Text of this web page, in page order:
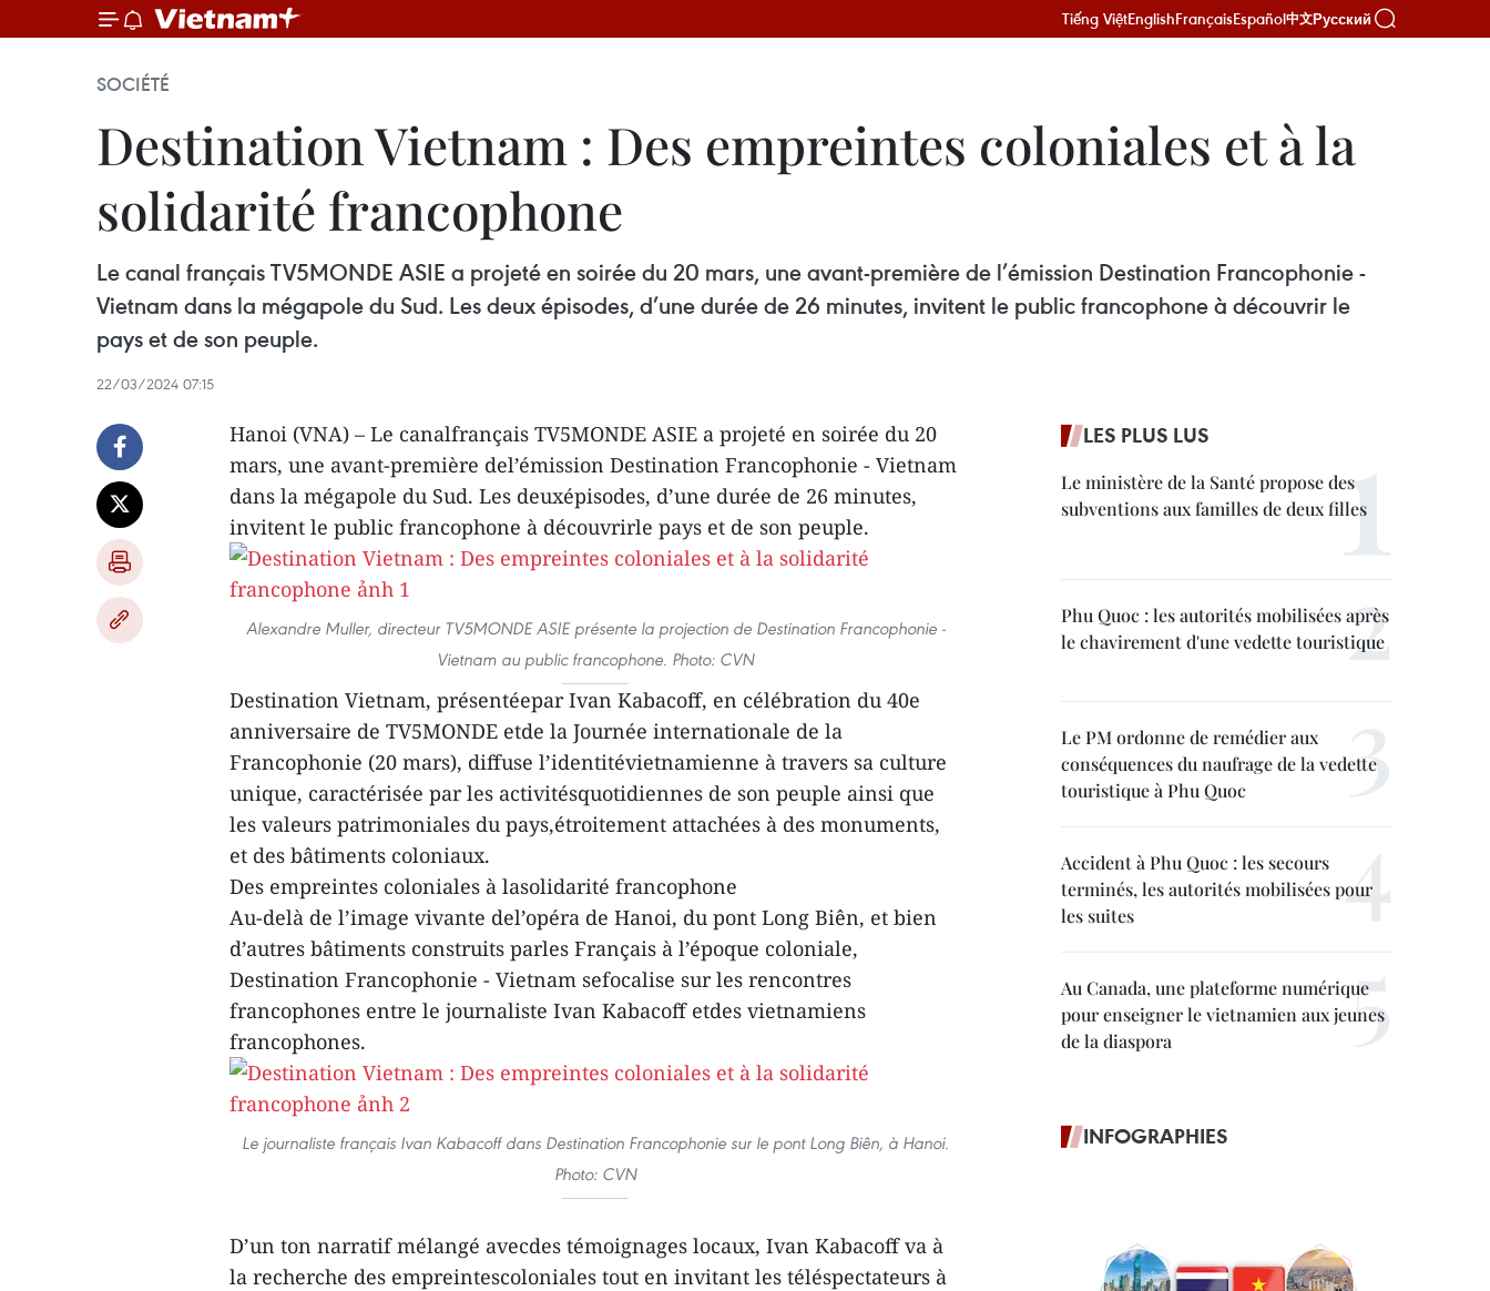
Tiếng ViệtEnglishFrançaisEspañol中文Русский
SOCIÉTÉ
Destination Vietnam : Des empreintes coloniales et à la
solidarité francophone
Le canal français TV5MONDE ASIE a projeté en soirée du 20 mars, une avant-première de l’émission Destination Francophonie -
Vietnam dans la mégapole du Sud. Les deux épisodes, d’une durée de 26 minutes, invitent le public francophone à découvrir le
pays et de son peuple.
22/03/2024 07:15
Hanoi (VNA) – Le canalfrançais TV5MONDE ASIE a projeté en soirée du 20
mars, une avant-première del’émission Destination Francophonie - Vietnam
dans la mégapole du Sud. Les deuxépisodes, d’une durée de 26 minutes,
invitent le public francophone à découvrirle pays et de son peuple.
Alexandre Muller, directeur TV5MONDE ASIE présente la projection de Destination Francophonie -
Vietnam au public francophone. Photo: CVN
Destination Vietnam, présentéepar Ivan Kabacoff, en célébration du 40e
anniversaire de TV5MONDE etde la Journée internationale de la
Francophonie (20 mars), diffuse l’identitévietnamienne à travers sa culture
unique, caractérisée par les activitésquotidiennes de son peuple ainsi que
les valeurs patrimoniales du pays,étroitement attachées à des monuments,
et des bâtiments coloniaux.
Des empreintes coloniales à lasolidarité francophone
Au-delà de l’image vivante del’opéra de Hanoi, du pont Long Biên, et bien
d’autres bâtiments construits parles Français à l’époque coloniale,
Destination Francophonie - Vietnam sefocalise sur les rencontres
francophones entre le journaliste Ivan Kabacoff etdes vietnamiens
francophones.
Le journaliste français Ivan Kabacoff dans Destination Francophonie sur le pont Long Biên, à Hanoi.
Photo: CVN
D’un ton narratif mélangé avecdes témoignages locaux, Ivan Kabacoff va à
la recherche des empreintescoloniales tout en invitant les téléspectateurs à
LES PLUS LUS
Le ministère de la Santé propose des
subventions aux familles de deux filles
Phu Quoc : les autorités mobilisées après
le chavirement d'une vedette touristique
Le PM ordonne de remédier aux
conséquences du naufrage de la vedette
touristique à Phu Quoc
Accident à Phu Quoc : les secours
terminés, les autorités mobilisées pour
les suites
Au Canada, une plateforme numérique
pour enseigner le vietnamien aux jeunes
de la diaspora
INFOGRAPHIES